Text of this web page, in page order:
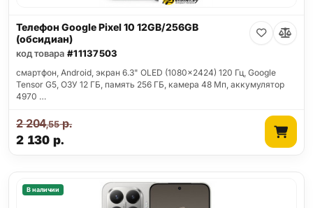
Телефон Google Pixel 10 12GB/256GB
(обсидиан)
код товара #11137503
смартфон, Android, экран 6.3" OLED (1080x2424) 120 Гц, Google
Tensor G5, ОЗУ 12 ГБ, память 256 ГБ, камера 48 Мп, аккумулятор
4970 …
2 130 р.
2 204,55р.
В наличии